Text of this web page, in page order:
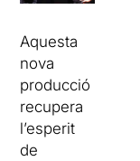
Aquesta
nova
producció
recupera
l’esperit
de